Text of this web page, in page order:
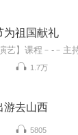
为祖国献礼
1.7万
游去山西
5805